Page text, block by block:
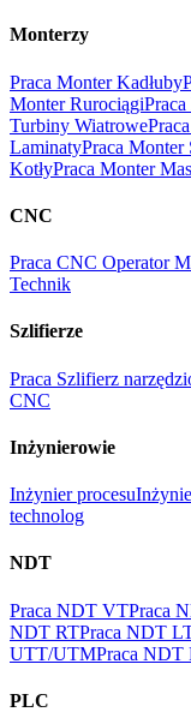
Monterzy
Praca Monter Kadłuby
Monter Rurociągi
Turbiny Wiatrowe
LaminatyPraca Monter
KotłyPraca Monter
CNC
Praca CNC Operator
Technik
Szlifierze
Praca Szlifierz
CNC
Inżynierowie
Inżynier procesu
technolog
NDT
Praca NDT VTPraca
NDT RTPraca NDT
UTT/UTMPraca NDT
PLC